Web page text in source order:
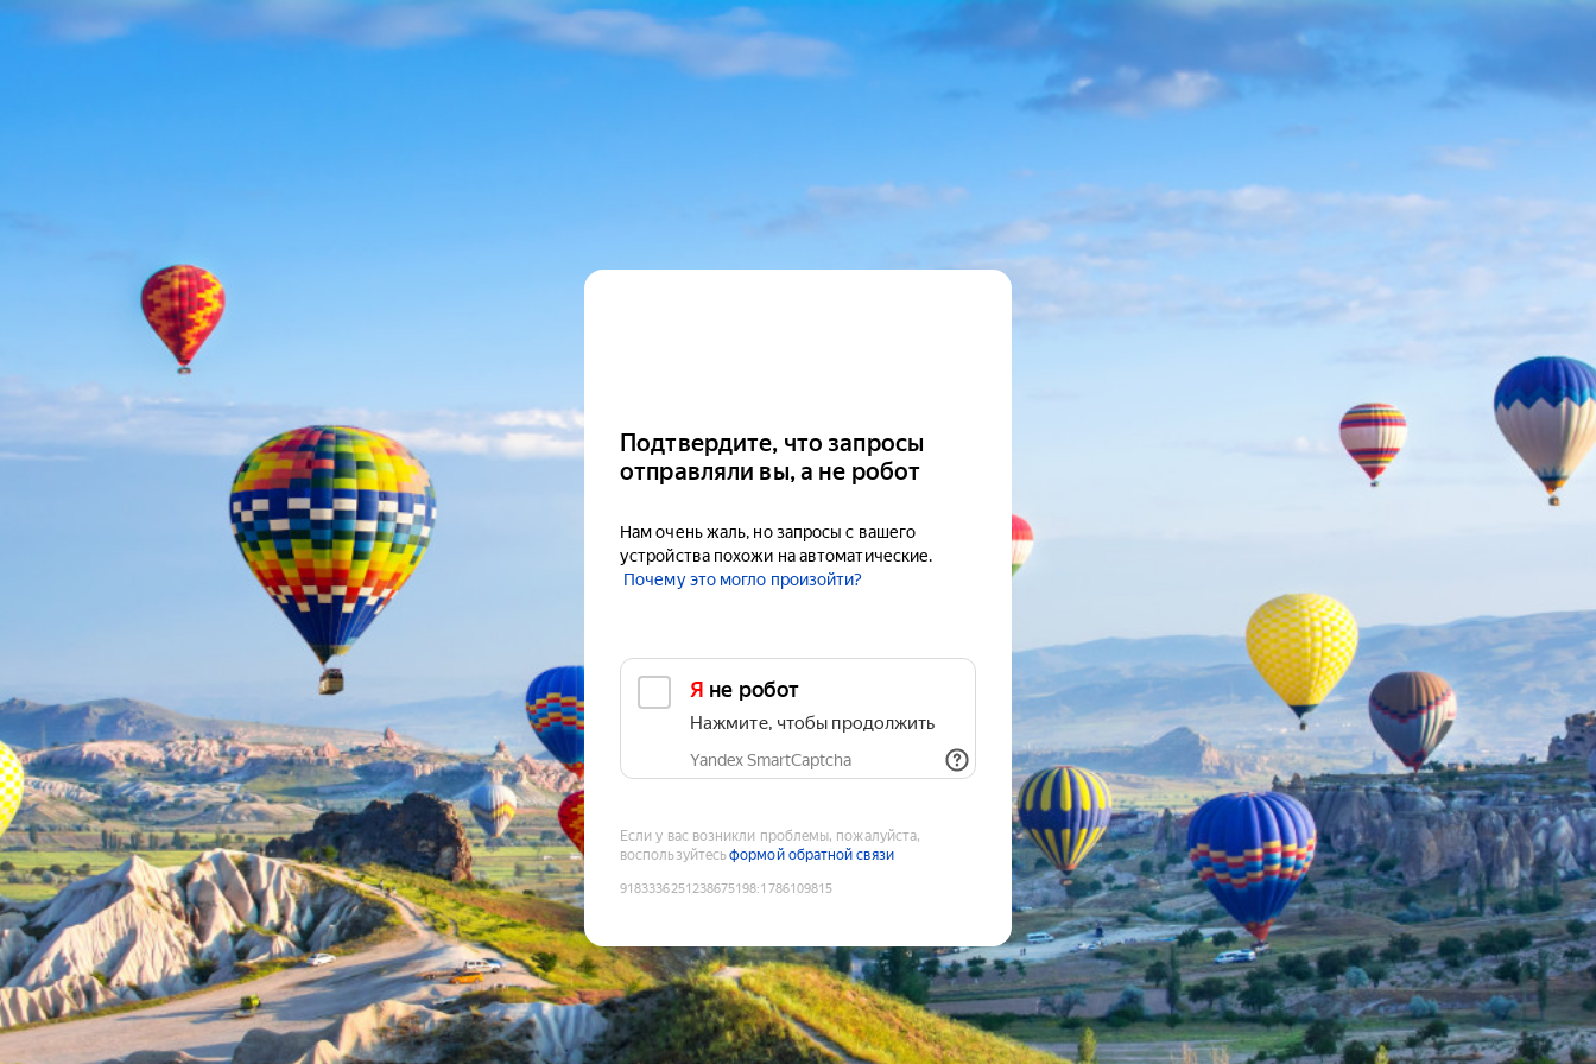
Подтвердите, что запросы
отправляли вы, а не робот
Нам очень жаль, но запросы с вашего
устройства похожи на автоматические.
Почему это могло произойти?
Я не робот
Нажмите, чтобы продолжить
Yandex SmartCaptcha
Если у вас возникли проблемы, пожалуйста,
воспользуйтесьформой обратной связи
9183336251238675198:1786109815